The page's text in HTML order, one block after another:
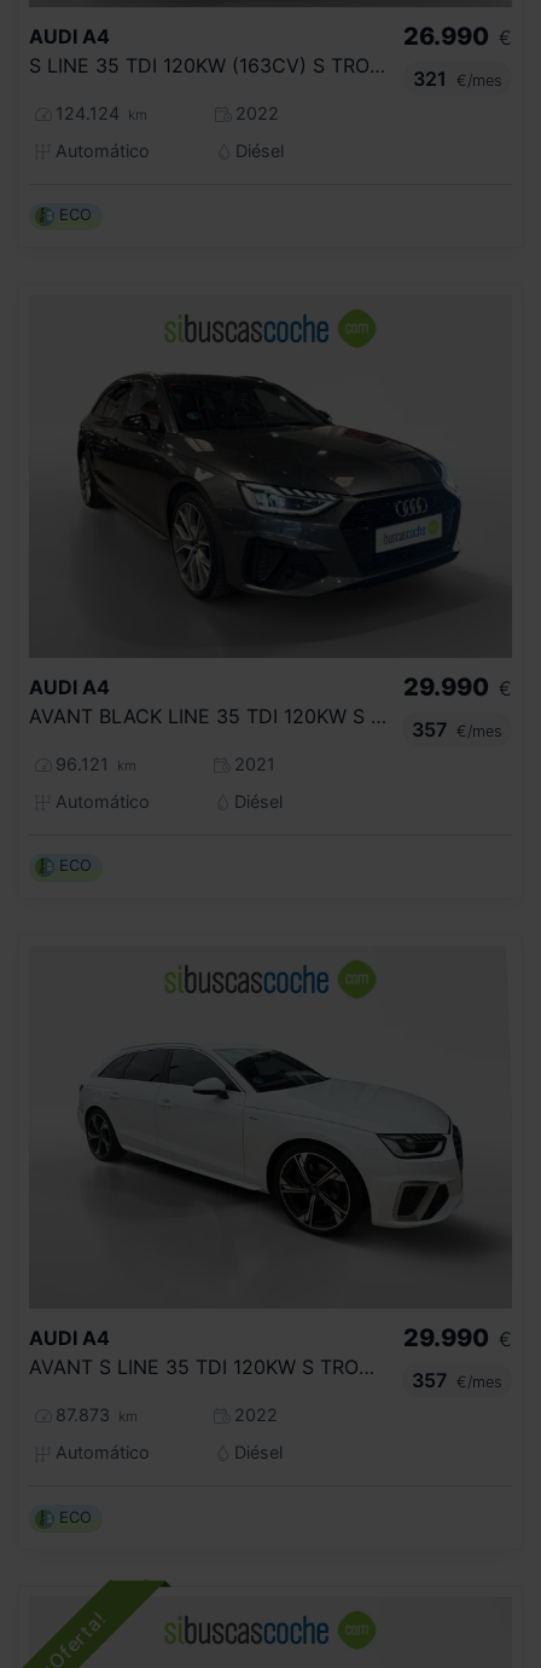
AUDI A4
S LINE 35 TDI 120KW (163CV) S TRONIC
124.124 km
2022
Automático
Diésel
26.990 €
321
€/mes
ECO
AUDI A4
AVANT BLACK LINE 35 TDI 120KW S TRONIC
96.121 km
2021
Automático
Diésel
29.990 €
357
€/mes
ECO
AUDI A4
AVANT S LINE 35 TDI 120KW S TRONIC
87.873 km
2022
Automático
Diésel
29.990 €
357
€/mes
ECO